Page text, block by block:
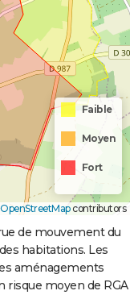
Faible
Moyen
Fort
OpenStreetMapcontributors
de mouvement du
habitations. Les
aménagements
risque moyen de RGA